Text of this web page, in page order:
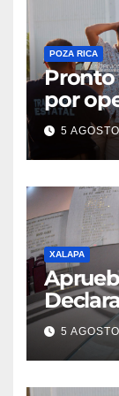
POZA RICA
Pronto
por
5
XALAPA
en
5